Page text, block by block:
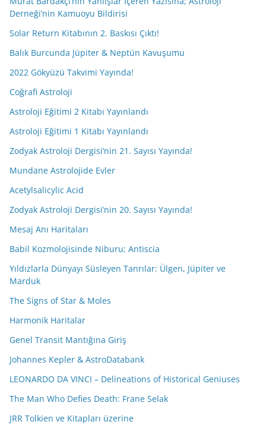
Derneği’nin Kamuoyu Bildirisi
Solar Return Kitabının 2. Baskısı Çıktı!
Balık Burcunda Jüpiter & Neptün Kavuşumu
2022 Gökyüzü Takvimi Yayında!
Coğrafi Astroloji
Astroloji Eğitimi 2 Kitabı Yayınlandı
Astroloji Eğitimi 1 Kitabı Yayınlandı
Zodyak Astroloji Dergisi’nin 21. Sayısı Yayında!
Mundane Astrolojide Evler
Acetylsalicylic Acid
Zodyak Astroloji Dergisi’nin 20. Sayısı Yayında!
Mesaj Anı Haritaları
Babil Kozmolojisinde Niburu; Antiscia
Yıldızlarla Dünyayı Süsleyen Tanrılar: Ülgen, Jüpiter ve
Marduk
The Signs of Star & Moles
Harmonik Haritalar
Genel Transit Mantığına Giriş
Johannes Kepler & AstroDatabank
LEONARDO DA VINCI – Delineations of Historical Geniuses
The Man Who Defies Death: Frane Selak
JRR Tolkien ve Kitapları üzerine